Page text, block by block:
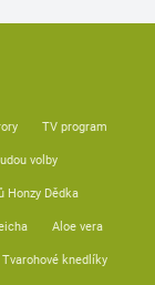
TV program
volby
Honzy Dědka
Aloe vera
Tvarohové knedlíky